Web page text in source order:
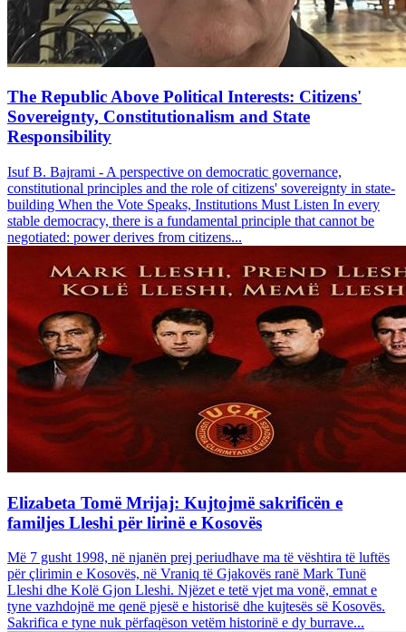
The Republic Above Political Interests: Citizens'
Sovereignty, Constitutionalism and State
Responsibility
Isuf B. Bajrami - A perspective on democratic governance,
constitutional principles and the role of citizens' sovereignty in state-
building When the Vote Speaks, Institutions Must Listen In every
stable democracy, there is a fundamental principle that cannot be
negotiated: power derives from citizens...
Elizabeta Tomë Mrijaj: Kujtojmë sakrificën e
familjes Lleshi për lirinë e Kosovës
Më 7 gusht 1998, në njanën prej periudhave ma të vështira të luftës
për çlirimin e Kosovës, në Vraniq të Gjakovës ranë Mark Tunë
Lleshi dhe Kolë Gjon Lleshi. Njëzet e tetë vjet ma vonë, emnat e
tyne vazhdojnë me qenë pjesë e historisë dhe kujtesës së Kosovës.
Sakrifica e tyne nuk përfaqëson vetëm historinë e dy burrave...